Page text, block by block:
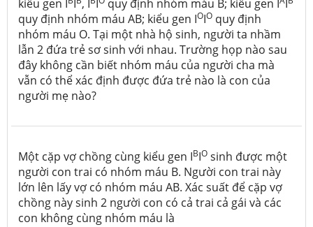
kiểu gen I , I quy định nhóm máu B; kiểu gen I
quy định nhóm máu AB; kiểu gen IOIO quy định
nhóm máu O. Tại một nhà hộ sinh, người ta nhầm
lẫn 2 đứa trẻ sơ sinh với nhau. Trường họp nào sau
đây không cần biết nhóm máu của người cha mà
vẫn có thể xác định được đứa trẻ nào là con của
người mẹ nào?
Một cặp vợ chồng cùng kiểu gen IBIO sinh được một
người con trai có nhóm máu B. Người con trai này
lớn lên lấy vợ có nhóm máu AB. Xác suất để cặp vợ
chồng này sinh 2 người con có cả trai cả gái và các
con không cùng nhóm máu là